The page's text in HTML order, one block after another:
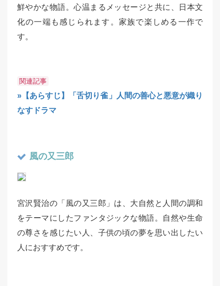
鮮やかな物語。心温まるメッセージと共に、日本文
化の一端も感じられます。家族で楽しめる一作で
す。
関連記事
»【あらすじ】「舌切り雀」人間の善心と悪意が織り
なすドラマ
風の又三郎
宮沢賢治の「風の又三郎」は、大自然と人間の調和
をテーマにしたファンタジックな物語。自然や生命
の尊さを感じたい人、子供の頃の夢を思い出したい
人におすすめです。